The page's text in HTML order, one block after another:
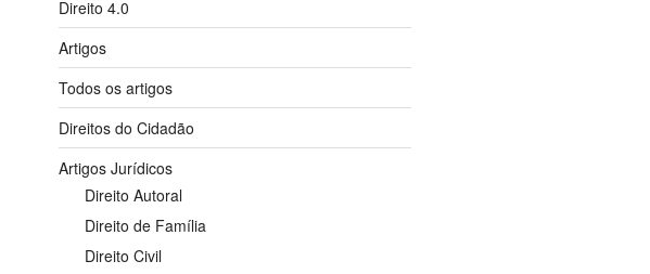
Direito 4.0
Artigos
Todos os artigos
Direitos do Cidadão
Artigos Jurídicos
Direito Autoral
Direito de Família
Direito Civil